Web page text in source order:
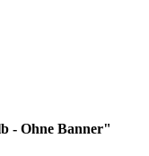
- Ohne Banner"